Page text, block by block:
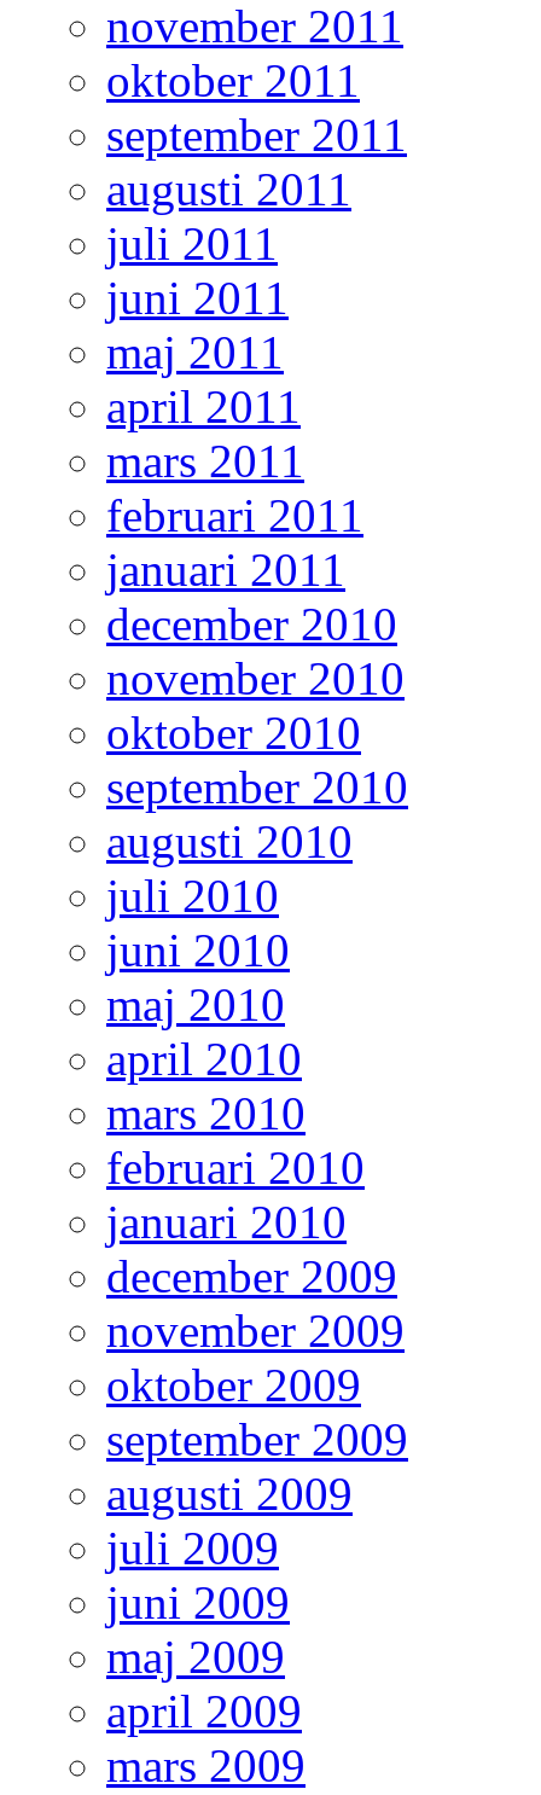
november 2011
oktober 2011
september 2011
augusti 2011
juli 2011
juni 2011
maj 2011
april 2011
mars 2011
februari 2011
januari 2011
december 2010
november 2010
oktober 2010
september 2010
augusti 2010
juli 2010
juni 2010
maj 2010
april 2010
mars 2010
februari 2010
januari 2010
december 2009
november 2009
oktober 2009
september 2009
augusti 2009
juli 2009
juni 2009
maj 2009
april 2009
mars 2009